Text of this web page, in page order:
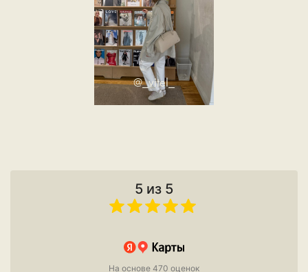
@_vitel_
5 из 5
На основе 470 оценок